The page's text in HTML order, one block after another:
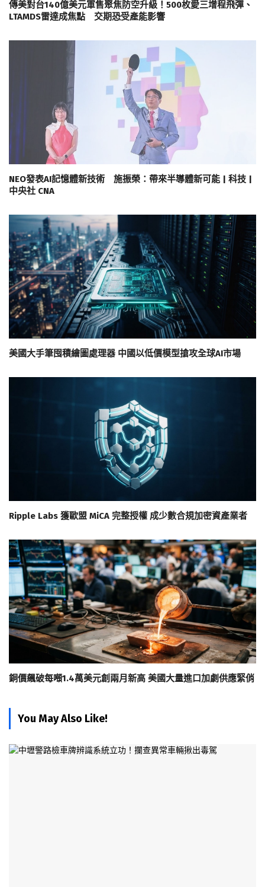
傳美對台140億美元軍售聚焦防空升級！500枚愛三增程飛彈、
LTAMDS雷達成焦點 交期恐受產能影響
NEO發表AI記憶體新技術 施振榮：帶來半導體新可能 | 科技 |
中央社 CNA
美國大手筆囤積繪圖處理器 中國以低價模型搶攻全球AI市場
Ripple Labs 獲歐盟 MiCA 完整授權 成少數合規加密資產業者
銅價飆破每噸1.4萬美元創兩月新高 美國大量進口加劇供應緊俏
You May Also Like!